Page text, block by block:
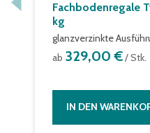
Fachbodenregale
kg
glanzverzinkte
ab 329,00 €/ Stk.
IN DEN